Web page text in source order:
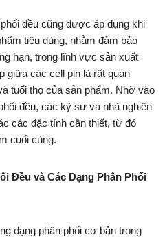
đều cũng được áp dụng khi
tiêu dùng, nhằm đảm bảo
hạn, trong lĩnh vực sản xuất
giữa các cell pin là rất quan
tuổi thọ của sản phẩm. Nhờ vào
đều, các kỹ sư và nhà nghiên
các đặc tính cần thiết, từ đó
cuối cùng.
Đều và Các Dạng Phân Phối
dạng phân phối cơ bản trong